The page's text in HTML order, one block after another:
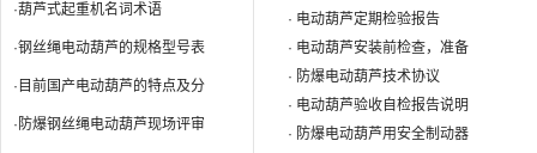
·葫芦式起重机名词术语
·钢丝绳电动葫芦的规格型号表
·目前国产电动葫芦的特点及分
·防爆钢丝绳电动葫芦现场评审
· 电动葫芦定期检验报告
· 电动葫芦安装前检查，准备
· 防爆电动葫芦技术协议
· 电动葫芦验收自检报告说明
· 防爆电动葫芦用安全制动器